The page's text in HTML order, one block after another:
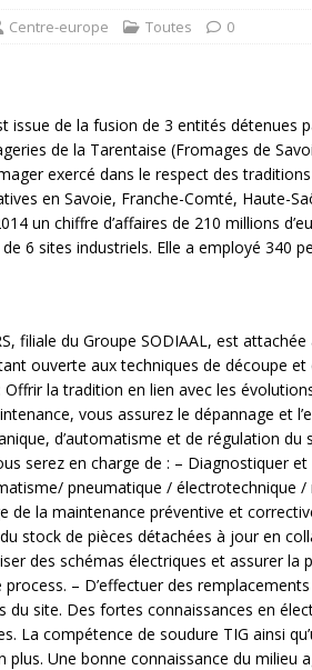
Centre-europe Toutes 0
issue de la fusion de 3 entités détenues
de la Tarentaise (Fromages de
exercé dans le respect des
en Savoie, Franche-Comté, Haute-
un chiffre d’affaires de 210 millions
6 sites industriels. Elle a employé 340
filiale du Groupe SODIAAL, est
ouverte aux techniques de découpe
Offrir la tradition en lien avec les
vous assurez le dépannage et
d’automatisme et de régulation du
serez en charge de : – Diagnostiquer
pneumatique / électrotechnique
de la maintenance préventive et
stock de pièces détachées à jour en
des schémas électriques et assurer
– D’effectuer des
du site. Des fortes connaissances en
La compétence de soudure TIG ainsi
plus. Une bonne connaissance du milieu